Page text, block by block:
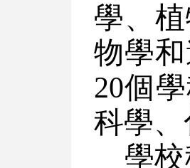
學、
物學
20個
科學
學